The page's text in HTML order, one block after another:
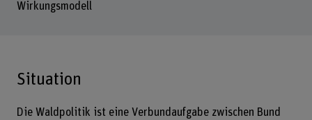
Wirkungsmodell
Situation
Die Waldpolitik ist eine Verbundaufgabe zwischen Bund